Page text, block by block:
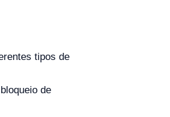
tipos de
de